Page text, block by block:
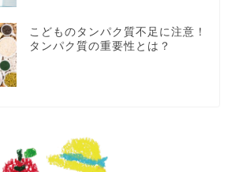
こどものタンパク質不足に注意！
タンパク質の重要性とは？